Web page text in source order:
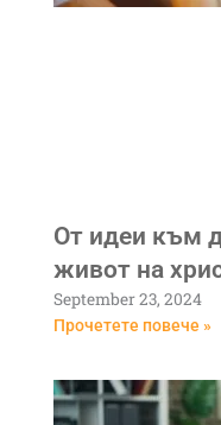
От идеи към
живот на
September 23, 2024
Прочетете повече »